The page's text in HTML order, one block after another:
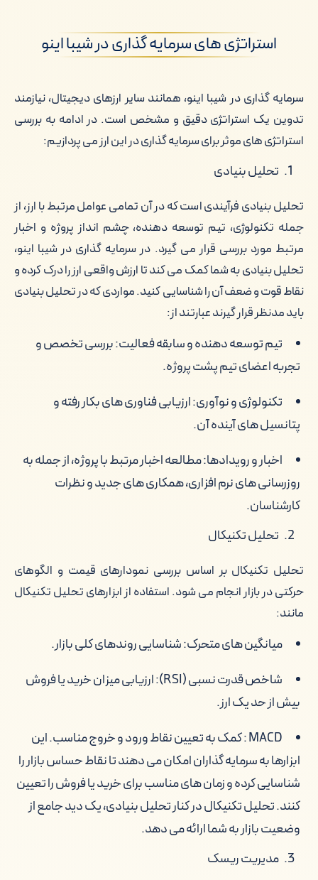
استراتژی های سرمایه گذاری در شیبا اینو
سرمایه گذاری در شیبا اینو، همانند سایر ارزهای دیجیتال، نیازمند
تدوین یک استراتژی دقیق و مشخص است. در ادامه به بررسی
استراتژی های موثر برای سرمایه گذاری در این ارز می پردازیم:
تحلیل بنیادی
تحلیل بنیادی فرآیندی است که در آن تمامی عوامل مرتبط با ارز، از
جمله تکنولوژی، تیم توسعه دهنده، چشم انداز پروژه و اخبار
مرتبط مورد بررسی قرار می گیرد. در سرمایه گذاری در شیبا اینو،
تحلیل بنیادی به شما کمک می کند تا ارزش واقعی ارز را درک کرده و
نقاط قوت و ضعف آن را شناسایی کنید. مواردی که در تحلیل بنیادی
باید مدنظر قرار گیرند عبارتند از:
تیم توسعه دهنده و سابقه فعالیت: بررسی تخصص و
تجربه اعضای تیم پشت پروژه.
تکنولوژی و نوآوری: ارزیابی فناوری های بکار رفته و
پتانسیل های آینده آن.
اخبار و رویدادها: مطالعه اخبار مرتبط با پروژه، از جمله به
روزرسانی های نرم افزاری، همکاری های جدید و نظرات
کارشناسان.
تحلیل تکنیکال
تحلیل تکنیکال بر اساس بررسی نمودارهای قیمت و الگوهای
حرکتی در بازار انجام می شود. استفاده از ابزارهای تحلیل تکنیکال
مانند:
میانگین های متحرک: شناسایی روندهای کلی بازار.
شاخص قدرت نسبی (RSI): ارزیابی میزان خرید یا فروش
بیش از حد یک ارز.
MACD : کمک به تعیین نقاط ورود و خروج مناسب. این
ابزارها به سرمایه گذاران امکان می دهند تا نقاط حساس بازار را
شناسایی کرده و زمان های مناسب برای خرید یا فروش را تعیین
کنند. تحلیل تکنیکال در کنار تحلیل بنیادی، یک دید جامع از
وضعیت بازار به شما ارائه می دهد.
مدیریت ریسک